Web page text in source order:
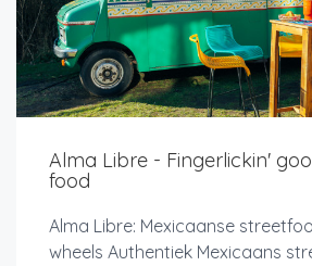
Alma Libre - Fingerlickin'
food
Alma Libre: Mexicaanse
wheels Authentiek Mexicaans